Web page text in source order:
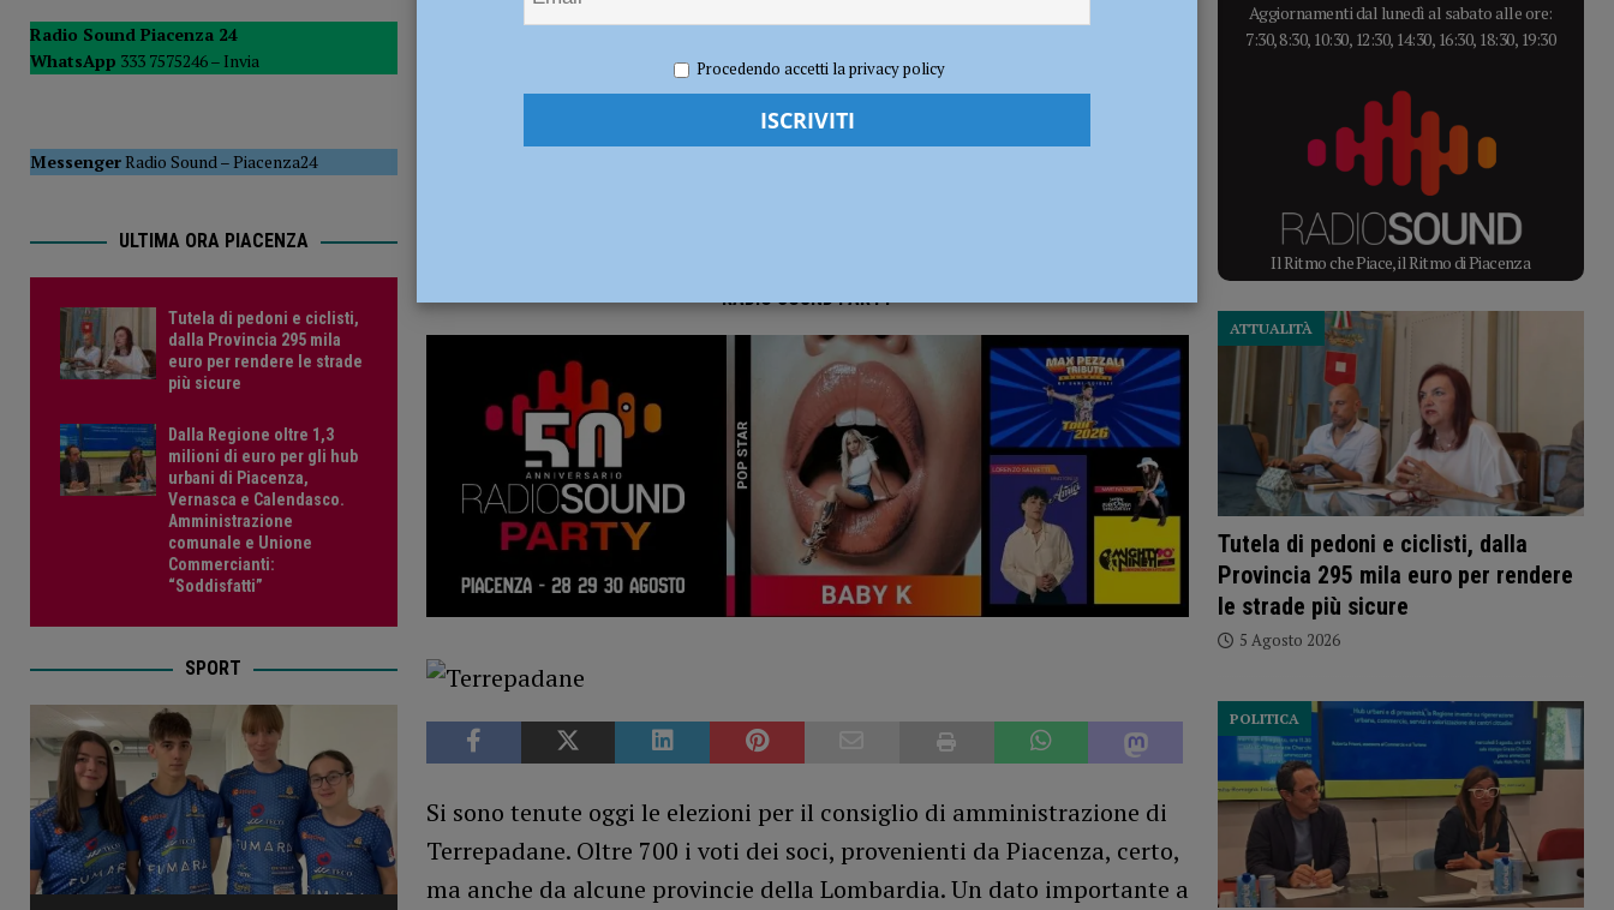
POLITICA
[ 5 Agosto 2026 ] Caldo estremo e asili nido, Tagliaferri (FdI): “Verificare subito la situazione nella provincia di Piacenza”
RADIO SOUND PARTY
Si sono tenute oggi le elezioni per il consiglio di amministrazione di
Terrepadane. Oltre 700 i voti dei soci, provenienti da Piacenza, certo,
ma anche da alcune provincie della Lombardia. Un dato importante a
Radio Sound Piacenza 24
WhatsApp 333 7575246 – Invia
MessengerRadio Sound–Piacenza24
ULTIMA ORA PIACENZA
Tutela di pedoni e ciclisti,
dalla Provincia 295 mila
euro per rendere le strade
più sicure
Dalla Regione oltre 1,3
milioni di euro per gli hub
urbani di Piacenza,
Vernasca e Calendasco.
Amministrazione
comunale e Unione
Commercianti:
“Soddisfatti”
SPORT
Aggiornamenti dal lunedì al sabato alle ore:
7:30, 8:30, 10:30, 12:30, 14:30, 16:30, 18:30, 19:30
Il Ritmo che Piace, il Ritmo di Piacenza
Tutela di pedoni e ciclisti, dalla
Provincia 295 mila euro per rendere
le strade più sicure
ATTUALITÀ
5 Agosto 2026
POLITICA
Procedendo accetti la privacy policy